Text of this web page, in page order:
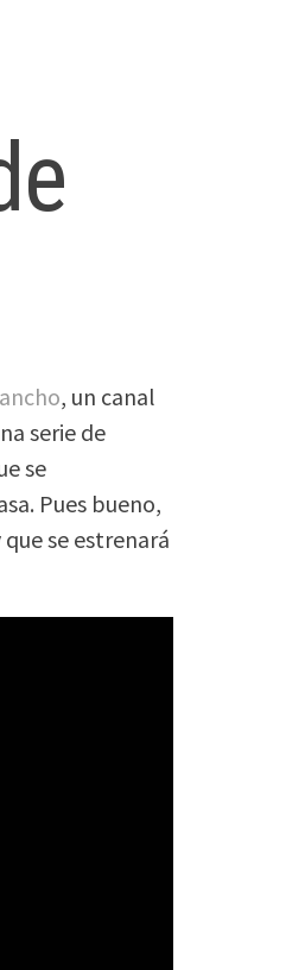
, un canal
serie de
se
Pues bueno,
que se estrenará